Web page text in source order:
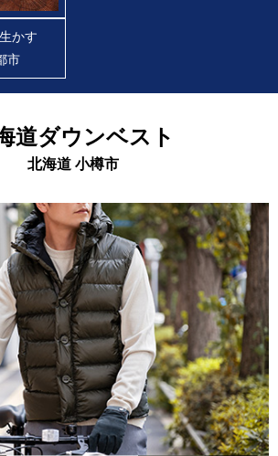
かす
市
道ダウンベスト
北海道 小樽市